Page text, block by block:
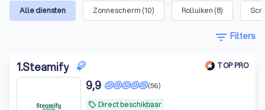
Alle diensten Zonnescherm (10) Rolluiken (8)
filter_list Filters
1.Steamify TOP PRO
local_offer Direct beschikbaar
(56)
9,9